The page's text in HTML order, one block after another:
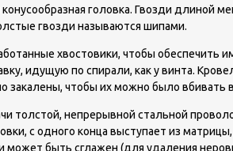
головка. Гвозди длиной
гвозди называются шипами.
хвостовики, чтобы обеспечить
идущую по спирали, как у винта.
закалены, чтобы их можно было
толстой, непрерывной стальной
с одного конца выступает из
может быть сглажен (для удаления